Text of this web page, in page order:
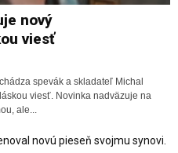
nový
viesť
spevák a skladateľ Michal
viesť. Novinka nadväzuje na
ale...
novú pieseň svojmu synovi.